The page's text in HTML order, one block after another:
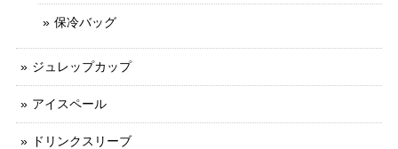
保冷バッグ
ジュレップカップ
アイスペール
ドリンクスリーブ